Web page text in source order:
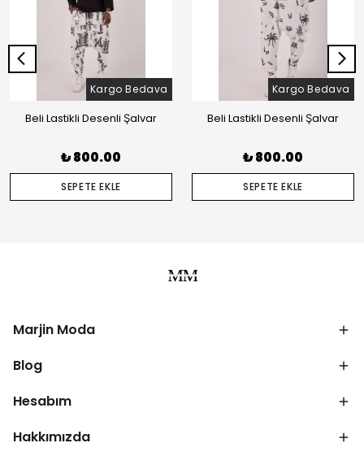
Kargo Bedava
Beli Lastikli Desenli Şalvar
₺ 800.00
SEPETE EKLE
Kargo Bedava
Beli Lastikli Desenli Şalvar
₺ 800.00
SEPETE EKLE
Marjin Moda
Blog
Hesabım
Hakkımızda